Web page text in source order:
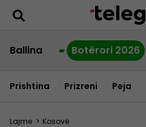
Ballina Botërori 2026
Prishtina Prizreni Peja
Lajme > Kosovë